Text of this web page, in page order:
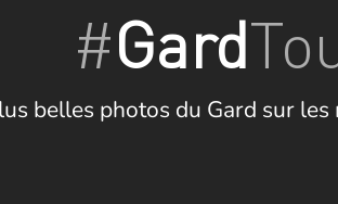
#Gard
belles photos du Gard sur